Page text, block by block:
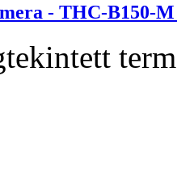
- THC-B150-